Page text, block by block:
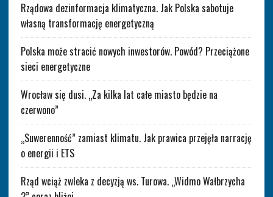
Rządowa dezinformacja klimatyczna. Jak Polska sabotuje
własną transformację energetyczną
Polska może stracić nowych inwestorów. Powód? Przeciążone
sieci energetyczne
Wrocław się dusi. „Za kilka lat całe miasto będzie na
czerwono”
„Suwerenność” zamiast klimatu. Jak prawica przejęła narrację
o energii i ETS
Rząd wciąż zwleka z decyzją ws. Turowa. „Widmo Wałbrzycha